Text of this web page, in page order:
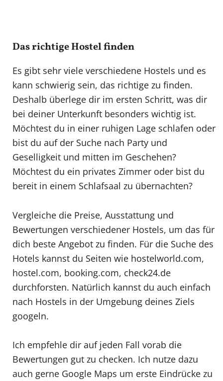
Das richtige Hostel finden
Es gibt sehr viele verschiedene Hostels und es
kann schwierig sein, das richtige zu finden.
Deshalb überlege dir im ersten Schritt, was dir
bei deiner Unterkunft besonders wichtig ist.
Möchtest du in einer ruhigen Lage schlafen oder
bist du auf der Suche nach Party und
Geselligkeit und mitten im Geschehen?
Möchtest du ein privates Zimmer oder bist du
bereit in einem Schlafsaal zu übernachten?
Vergleiche die Preise, Ausstattung und
Bewertungen verschiedener Hostels, um das für
dich beste Angebot zu finden. Für die Suche des
Hotels kannst du Seiten wie hostelworld.com,
hostel.com, booking.com, check24.de
durchforsten. Natürlich kannst du auch einfach
nach Hostels in der Umgebung deines Ziels
googeln.
Ich empfehle dir auf jeden Fall vorab die
Bewertungen gut zu checken. Ich nutze dazu
auch gerne Google Maps um erste Eindrücke zu